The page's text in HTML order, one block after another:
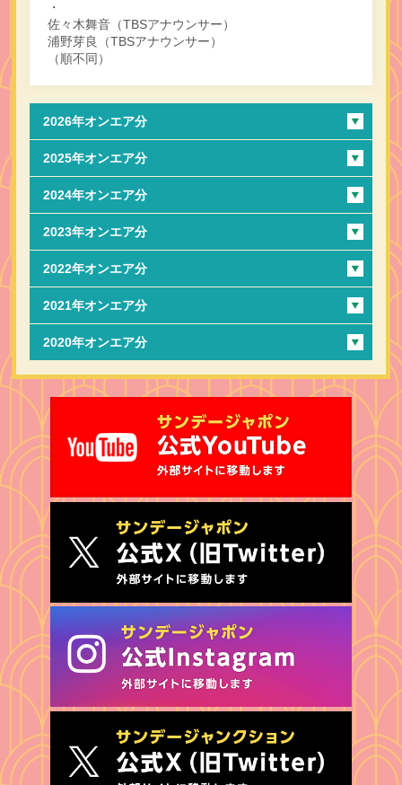
・
佐々木舞音（TBSアナウンサー）
浦野芽良（TBSアナウンサー）
（順不同）
2026年オンエア分
2025年オンエア分
2024年オンエア分
2023年オンエア分
2022年オンエア分
2021年オンエア分
2020年オンエア分